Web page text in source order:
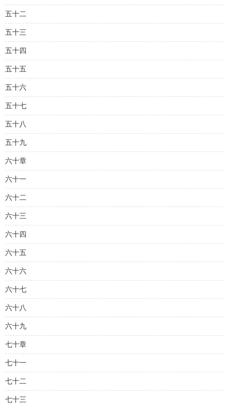
五十二
五十三
五十四
五十五
五十六
五十七
五十八
五十九
六十章
六十一
六十二
六十三
六十四
六十五
六十六
六十七
六十八
六十九
七十章
七十一
七十二
七十三